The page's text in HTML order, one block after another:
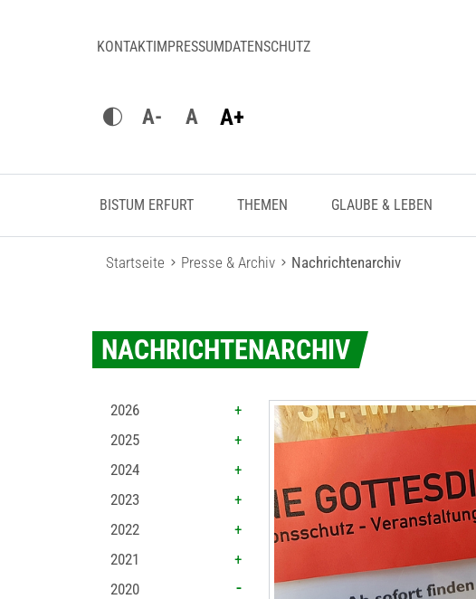
KONTAKTIMPRESSUMDATENSCHUTZ
A- A A+
BISTUM ERFURT THEMEN GLAUBE & LEBEN
Startseite Presse & Archiv Nachrichtenarchiv
NACHRICHTENARCHIV
2026
2025
2024
2023
2022
2021
2020